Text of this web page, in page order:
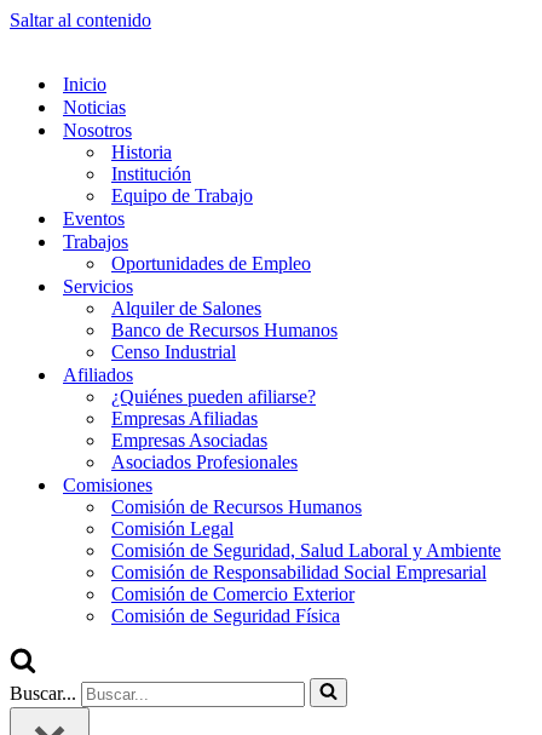
Saltar al contenido
Inicio
Noticias
Nosotros
Historia
Institución
Equipo de Trabajo
Eventos
Trabajos
Oportunidades de Empleo
Servicios
Alquiler de Salones
Banco de Recursos Humanos
Censo Industrial
Afiliados
¿Quiénes pueden afiliarse?
Empresas Afiliadas
Empresas Asociadas
Asociados Profesionales
Comisiones
Comisión de Recursos Humanos
Comisión Legal
Comisión de Seguridad, Salud Laboral y Ambiente
Comisión de Responsabilidad Social Empresarial
Comisión de Comercio Exterior
Comisión de Seguridad Física
Buscar...